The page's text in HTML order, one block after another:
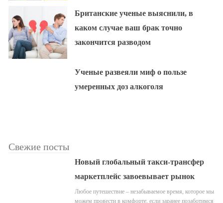
Британские ученые выяснили, в
каком случае ваш брак точно
закончится разводом
Ученые развеяли миф о пользе
умеренных доз алкоголя
Свежие посты
Новый глобальный такси-трансфер
маркетплейс завоевывает рынок
Любое путешествие – незабываемое время, которое мы
можем провести в комфорте, если заранее позаботимся